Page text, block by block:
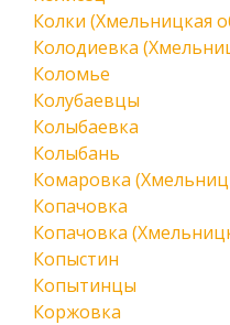
Колки (Хмельницкая
Колодиевка
Коломье
Колубаевцы
Колыбаевка
Колыбань
Комаровка
Копачовка
Копачовка
Копыстин
Копытинцы
Коржовка